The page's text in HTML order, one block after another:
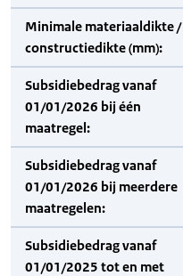
Minimale materiaaldikte /
constructiedikte (mm):
Subsidiebedrag vanaf
01/01/2026 bij één
maatregel:
Subsidiebedrag vanaf
01/01/2026 bij meerdere
maatregelen:
Subsidiebedrag vanaf
01/01/2025 tot en met